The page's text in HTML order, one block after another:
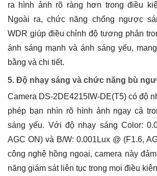
ra hình ảnh rõ ràng hơn trong điều
Ngoài ra, chức năng chống ngược
WDR giúp điều chỉnh độ tương phản
ánh sáng mạnh và ánh sáng yếu,
bằng và chi tiết.
5. Độ nhạy sáng và chức năng bù
Camera DS-2DE4215IW-DE(T5) có độ
phép bạn nhìn rõ hình ảnh ngay cả
sáng yếu. Với độ nhạy sáng Color:
AGC ON) và B/W: 0.001Lux @ (F1.6,
công nghệ hồng ngoại, camera này
năng giám sát liên tục trong mọi điều